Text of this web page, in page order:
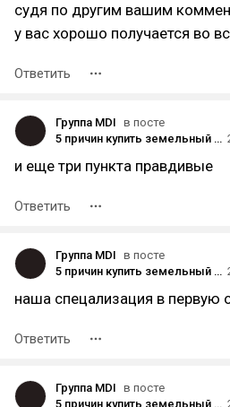
судя по другим вашим
у вас хорошо получается во
Ответить
Группа MDI в посте
5 причин купить земельный участок вместо готового дома: разбираем кейс клиента
и еще три пункта правдивые
Ответить
Группа MDI в посте
5 причин купить земельный участок вместо готового дома: разбираем кейс клиента
наша спецализация в первую
Ответить
Группа MDI в посте
5 причин купить земельный участок вместо готового дома: разбираем кейс клиента